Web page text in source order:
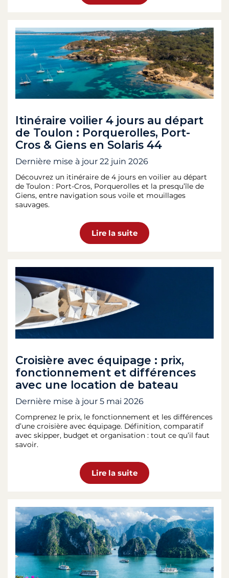
Itinéraire voilier 4 jours au départ
de Toulon : Porquerolles, Port-
Cros & Giens en Solaris 44
Dernière mise à jour 22 juin 2026
Découvrez un itinéraire de 4 jours en voilier au départ
de Toulon : Port-Cros, Porquerolles et la presqu’île de
Giens, entre navigation sous voile et mouillages
sauvages.
Lire la suite
Croisière avec équipage : prix,
fonctionnement et différences
avec une location de bateau
Dernière mise à jour 5 mai 2026
Comprenez le prix, le fonctionnement et les différences
d’une croisière avec équipage. Définition, comparatif
avec skipper, budget et organisation : tout ce qu’il faut
savoir.
Lire la suite